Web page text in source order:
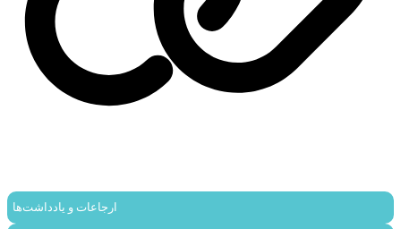
ارجاعات و یادداشت‌ها